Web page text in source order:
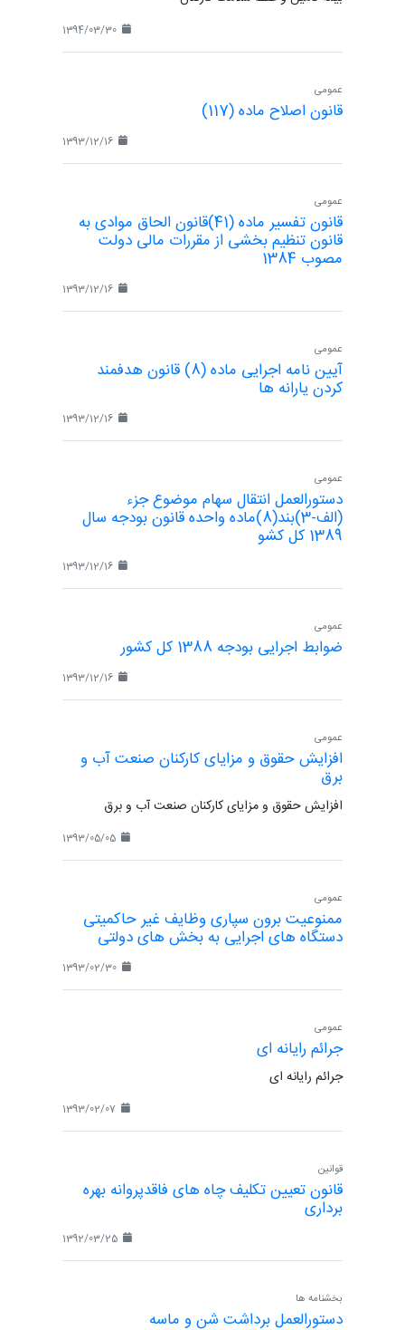
عمومی
قانون اصلاح ماده (117)
عمومی
قانون تفسیر ماده (41)قانون الحاق موادی به
قانون تنظیم بخشی از مقررات مالی دولت
مصوب 1384
عمومی
آیین نامه اجرایی ماده (8) قانون هدفمند
کردن یارانه ها
عمومی
دستورالعمل انتقال سهام موضوع جزء
(الف-3)بند(8)ماده واحده قانون بودجه سال
1389 کل کشو
عمومی
ضوابط اجرایی بودجه 1388 کل کشور
عمومی
افزایش حقوق و مزایای کارکنان صنعت آب و
برق
افزایش حقوق و مزایای کارکنان صنعت آب و برق
عمومی
ممنوعیت برون سپاری وظایف غیر حاکمیتی
دستگاه های اجرایی به بخش های دولتی
عمومی
جرائم رایانه ای
جرائم رایانه ای
قوانین
قانون تعیین تکلیف چاه های فاقدپروانه بهره
برداری
بخشنامه ها
دستورالعمل برداشت شن و ماسه